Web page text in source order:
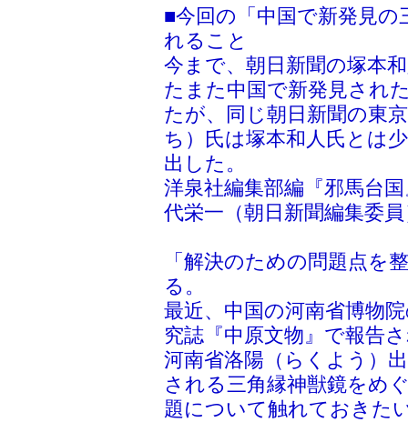
■今回の「中国で新発見
れること
今まで、朝日新聞の塚本
たまた中国で新発見され
たが、同じ朝日新聞の東
ち）氏は塚本和人氏とは
出した。
洋泉社編集部編『邪馬台
代栄一（朝日新聞編集委
「解決のための問題点を
る。
最近、中国の河南省博物
究誌『中原文物』で報告
河南省洛陽（らくよう）
される三角縁神獣鏡をめ
題について触れておきた